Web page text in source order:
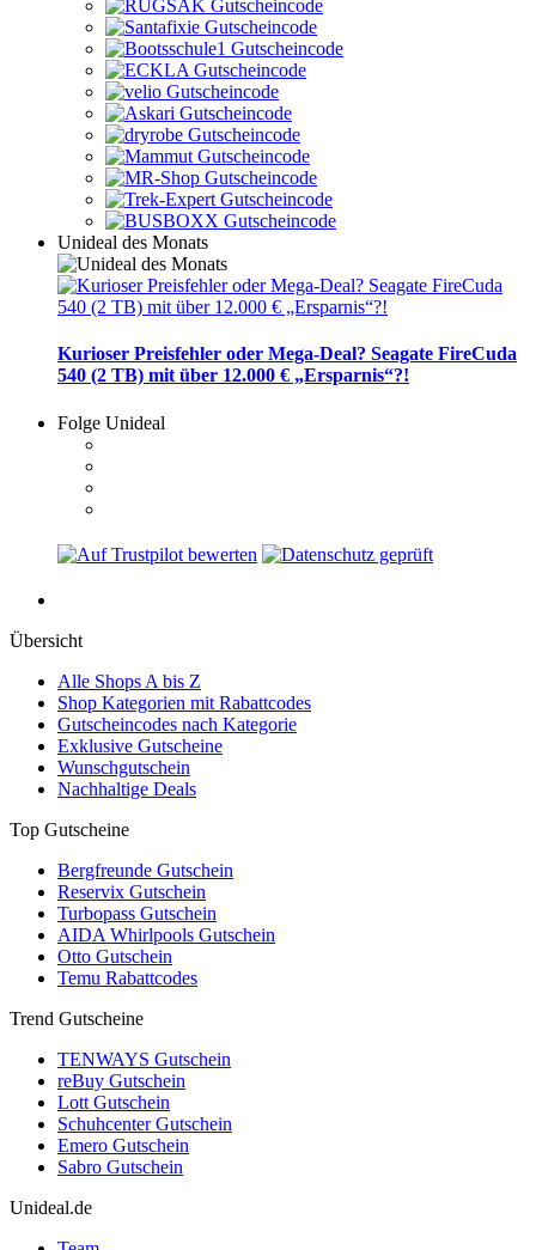
Unideal des Monats
Kurioser Preisfehler oder Mega-Deal? Seagate FireCuda
540 (2 TB) mit über 12.000 € „Ersparnis“?!
Folge Unideal
Übersicht
Alle Shops A bis Z
Shop Kategorien mit Rabattcodes
Gutscheincodes nach Kategorie
Exklusive Gutscheine
Wunschgutschein
Nachhaltige Deals
Top Gutscheine
Bergfreunde Gutschein
Reservix Gutschein
Turbopass Gutschein
AIDA Whirlpools Gutschein
Otto Gutschein
Temu Rabattcodes
Trend Gutscheine
TENWAYS Gutschein
reBuy Gutschein
Lott Gutschein
Schuhcenter Gutschein
Emero Gutschein
Sabro Gutschein
Unideal.de